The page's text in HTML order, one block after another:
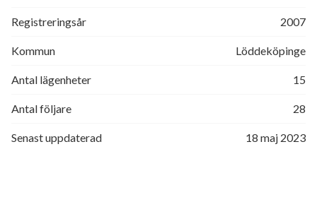
Registreringsår 2007
Kommun Löddeköpinge
Antal lägenheter 15
Antal följare 28
Senast uppdaterad 18 maj 2023